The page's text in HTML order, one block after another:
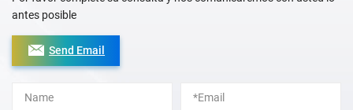
antes posible
Send Email
Alternative: